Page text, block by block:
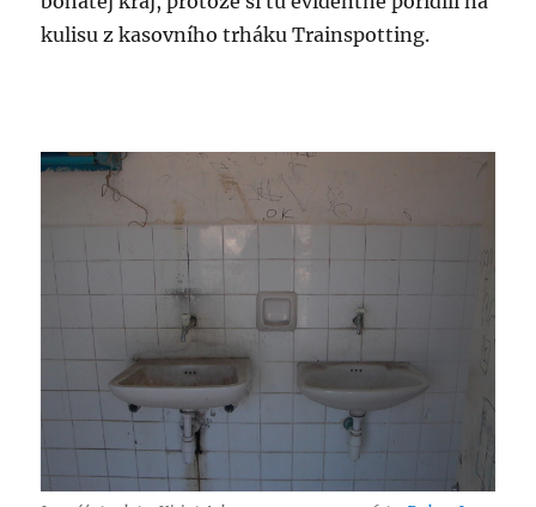
kulisu z kasovního trháku Trainspotting.